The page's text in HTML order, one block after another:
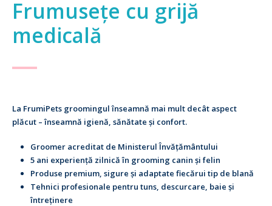
Frumusețe cu grijă
medicală
La FrumiPets groomingul înseamnă mai mult decât aspect
plăcut – înseamnă igienă, sănătate și confort.
Groomer acreditat de Ministerul Învățământului
5 ani experiență zilnică în grooming canin și felin
Produse premium, sigure și adaptate fiecărui tip de blană
Tehnici profesionale pentru tuns, descurcare, baie și
întreținere